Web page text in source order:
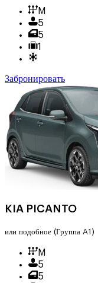
M
5
5
1
Забронировать
KIA PICANTO
или подобное (Группа A1)
M
5
5